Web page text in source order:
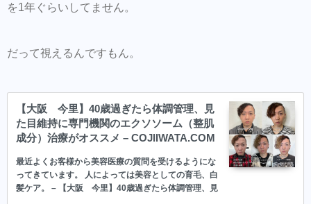
を1年ぐらいしてません。
だって視えるんですもん。
【大阪 今里】40歳過ぎたら体調管理、見
た目維持に専門機関のエクソソーム（整肌
成分）治療がオススメ – COJIIWATA.COM
最近よくお客様から美容医療の質問を受けるようにな
ってきています。 人によっては美容としての育毛、白
髪ケア。 – 【大阪 今里】40歳過ぎたら体調管理、見